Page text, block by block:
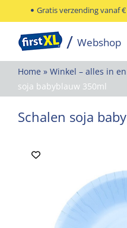
naar
inhoud
Gratis verzending vanaf €
Home » Winkel – alles in
soja babyblauw 350ml
Schalen soja